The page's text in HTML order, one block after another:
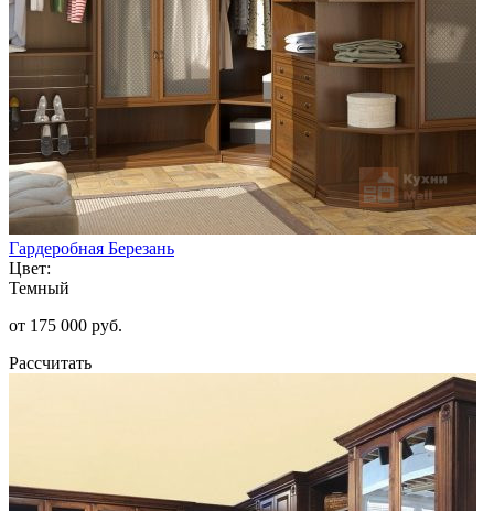
Гардеробная Березань
Цвет:
Темный
от 175 000 руб.
Рассчитать